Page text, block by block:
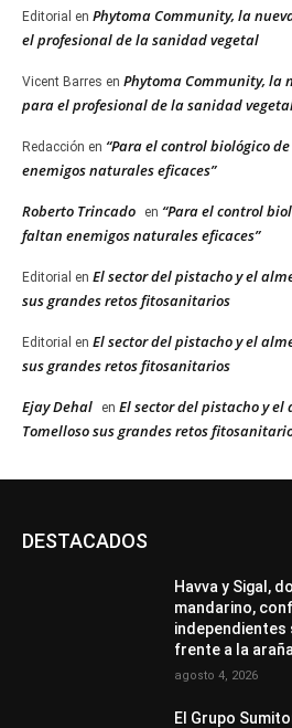
Editorial en Phytoma Community, la
el profesional de la sanidad vegetal
Vicent Barres en Phytoma Community,
para el profesional de la sanidad
Redacción en “Para el control biológico
enemigos naturales eficaces”
Roberto Trincado en “Para el control
faltan enemigos naturales eficaces”
Editorial en El sector del pistacho y el
sus grandes retos fitosanitarios
Editorial en El sector del pistacho y el
sus grandes retos fitosanitarios
Ejay Dehal en El sector del pistacho y
Tomelloso sus grandes retos
DESTACADOS
Havva y Sigal,
mandarino,
independientes
frente a la
agosto 4, 2026
El Grupo